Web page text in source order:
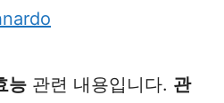
능 관련 내용입니다. 관